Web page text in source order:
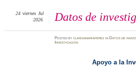
Datos de
24 viernes Jul
2026
Postedbyclarisamariaperez in Datos de
Investigación
Apoyo a la